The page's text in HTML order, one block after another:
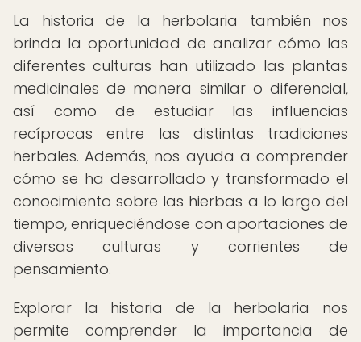
La historia de la herbolaria también nos
brinda la oportunidad de analizar cómo las
diferentes culturas han utilizado las plantas
medicinales de manera similar o diferencial,
así como de estudiar las influencias
recíprocas entre las distintas tradiciones
herbales. Además, nos ayuda a comprender
cómo se ha desarrollado y transformado el
conocimiento sobre las hierbas a lo largo del
tiempo, enriqueciéndose con aportaciones de
diversas culturas y corrientes de
pensamiento.
Explorar la historia de la herbolaria nos
permite comprender la importancia de